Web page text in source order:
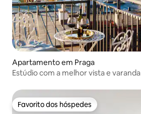
Apartamento em Praga
Estúdio com a melhor vista e varanda
Favorito dos hóspedes
Favorito dos hóspedes